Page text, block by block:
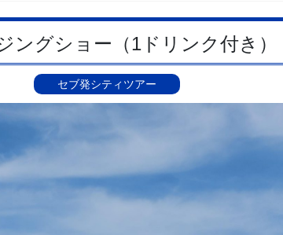
ングショー（1ドリンク付き）
セブ発シティツアー